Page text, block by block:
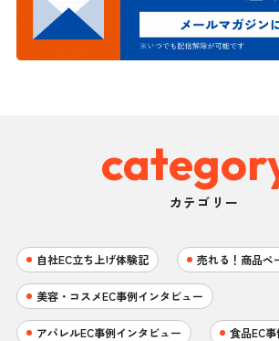
カテゴリー
自社EC立ち上げ体験記 売れる！商品ペ
美容・コスメEC事例インタビュー
アパレルEC事例インタビュー 食品EC